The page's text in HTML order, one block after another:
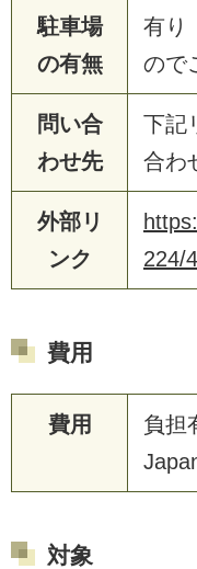
駐車場
の有無
有り
ので
問い合
わせ先
下記
合わ
外部リ
ンク
224/
費用
費用
負
対象